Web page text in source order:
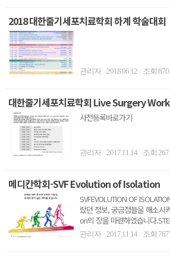
2018 대한줄기세포치료학회 하계 학술대회
사전등
관리자 2018.06.12 조회
대한줄기세포치료학회 Live Surgery
사전등록바로가기
관리자 2017.11.14 조회
메디칸학회-SVF Evolution of Isolation
SVFEVOLUTION OF
랐던 정보, 궁금점들을 해소
on의 장을 마련하였습니다
관리자 2017.11.14 조회